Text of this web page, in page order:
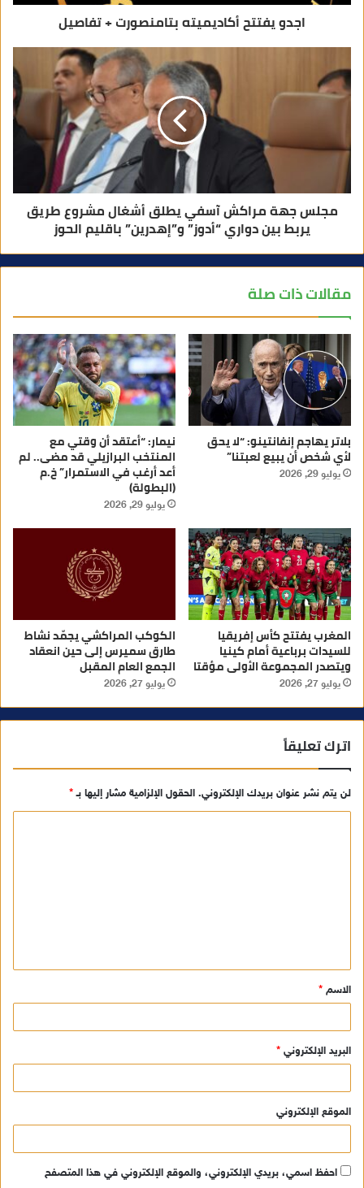
اجدو يفتتح أكاديميته بتامنصورت + تفاصيل
مجلس جهة مراكش آسفي يطلق أشغال مشروع طريق
يربط بين دواري “أدوز” و”إهدرين” باقليم الحوز
مقالات ذات صلة
بلاتر يهاجم إنفانتينو: “لا يحق
لأي شخص أن يبيع لعبتنا”
يوليو 29, 2026
نيمار: “أعتقد أن وقتي مع
المنتخب البرازيلي قد مضى.. لم
أعد أرغب في الاستمرار” خ.م
(البطولة)
يوليو 29, 2026
المغرب يفتتح كأس إفريقيا
للسيدات برباعية أمام كينيا
ويتصدر المجموعة الأولى مؤقتا
يوليو 27, 2026
الكوكب المراكشي يجمّد نشاط
طارق سميرس إلى حين انعقاد
الجمع العام المقبل
يوليو 27, 2026
اترك تعليقاً
لن يتم نشر عنوان بريدك الإلكتروني. الحقول الإلزامية مشار إليها بـ*
ق
*
الاسم *
البريد الإلكتروني *
الموقع الإلكتروني
احفظ اسمي، بريدي الإلكتروني، والموقع الإلكتروني في هذا المتصفح